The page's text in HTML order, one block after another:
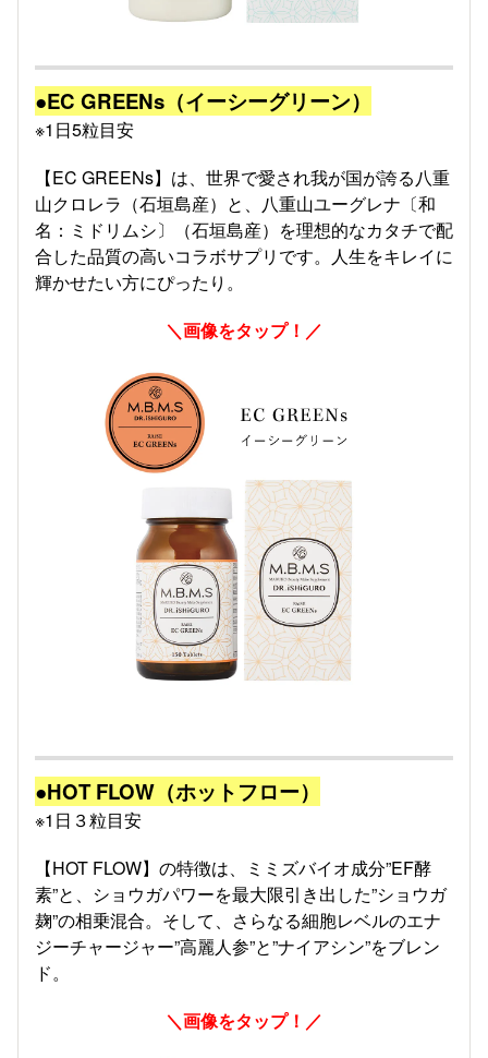
●EC GREENs（イーシーグリーン）
※1日5粒目安
【EC GREENs】は、世界で愛され我が国が誇る八重
山クロレラ（石垣島産）と、八重山ユーグレナ〔和
名：ミドリムシ〕（石垣島産）を理想的なカタチで配
合した品質の高いコラボサプリです。人生をキレイに
輝かせたい方にぴったり。
＼画像をタップ！／
●HOT FLOW（ホットフロー）
※1日３粒目安
【HOT FLOW】の特徴は、ミミズバイオ成分”EF酵
素”と、ショウガパワーを最大限引き出した”ショウガ
麹”の相乗混合。そして、さらなる細胞レベルのエナ
ジーチャージャー”高麗人参”と”ナイアシン”をブレン
ド。
＼画像をタップ！／